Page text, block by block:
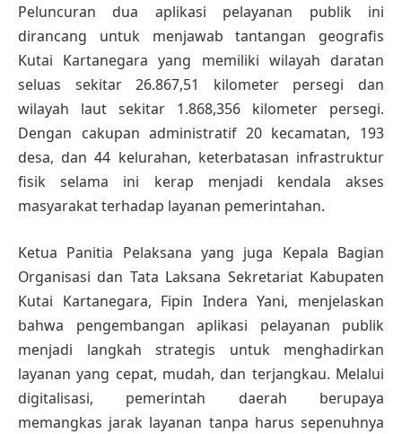
Peluncuran dua aplikasi pelayanan publik ini
dirancang untuk menjawab tantangan geografis
Kutai Kartanegara yang memiliki wilayah daratan
seluas sekitar 26.867,51 kilometer persegi dan
wilayah laut sekitar 1.868,356 kilometer persegi.
Dengan cakupan administratif 20 kecamatan, 193
desa, dan 44 kelurahan, keterbatasan infrastruktur
fisik selama ini kerap menjadi kendala akses
masyarakat terhadap layanan pemerintahan.
Ketua Panitia Pelaksana yang juga Kepala Bagian
Organisasi dan Tata Laksana Sekretariat Kabupaten
Kutai Kartanegara, Fipin Indera Yani, menjelaskan
bahwa pengembangan aplikasi pelayanan publik
menjadi langkah strategis untuk menghadirkan
layanan yang cepat, mudah, dan terjangkau. Melalui
digitalisasi, pemerintah daerah berupaya
memangkas jarak layanan tanpa harus sepenuhnya